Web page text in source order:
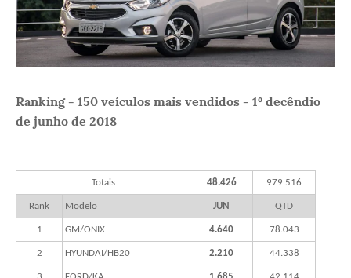
Ranking - 150 veículos mais vendidos - 1º decêndio
de junho de 2018
Totais 48.426 979.516
Rank Modelo JUN QTD
1 GM/ONIX 4.640 78.043
2 HYUNDAI/HB20 2.210 44.338